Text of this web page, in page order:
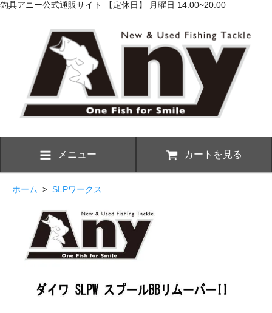
釣具アニー公式通販サイト 【定休日】 月曜日 14:00~20:00
メニュー カートを見る
ホーム > SLPワークス